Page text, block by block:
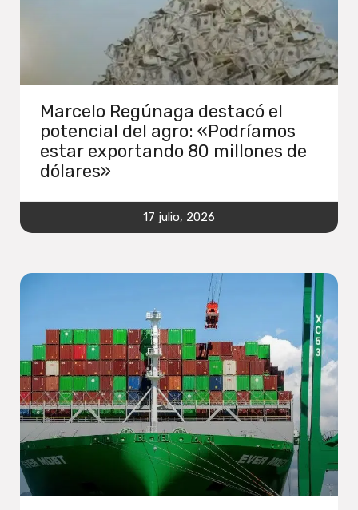
Marcelo Regúnaga destacó el
potencial del agro: «Podríamos
estar exportando 80 millones de
dólares»
17 julio, 2026